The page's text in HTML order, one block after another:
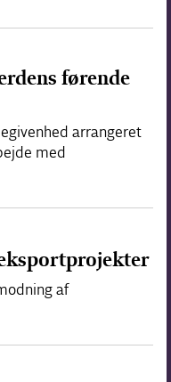
førende
arrangeret
med
af